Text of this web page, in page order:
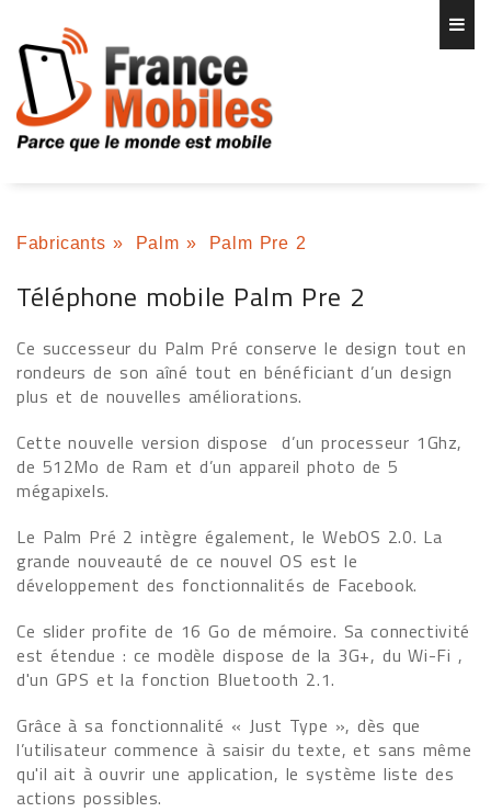
Fabricants » Palm » Palm Pre 2
Téléphone mobile Palm Pre 2
Ce successeur du Palm Pré conserve le design tout en
rondeurs de son aîné tout en bénéficiant d’un design
plus et de nouvelles améliorations.
Cette nouvelle version dispose
d’un processeur 1Ghz,
de 512Mo de Ram et d’un appareil photo de 5
mégapixels.
Le Palm Pré 2 intègre également, le WebOS 2.0. La
grande nouveauté de ce nouvel OS est le
développement des fonctionnalités de Facebook.
Ce slider profite de 16 Go de mémoire. Sa connectivité
est étendue : ce modèle dispose de la 3G+, du Wi-Fi ,
d'un GPS et la fonction Bluetooth 2.1.
Grâce à sa fonctionnalité « Just Type », dès que
l’utilisateur commence à saisir du texte, et sans même
qu'il ait à ouvrir une application, le système liste des
actions possibles.